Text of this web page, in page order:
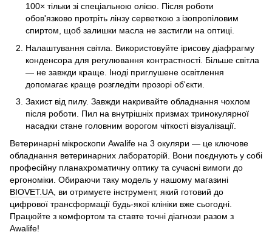
100× тільки зі спеціальною олією. Після роботи
обов'язково протріть лінзу серветкою з ізопропіловим
спиртом, щоб залишки масла не застигли на оптиці.
Налаштування світла. Використовуйте ірисову діафрагму
конденсора для регулювання контрастності. Більше світла
— не завжди краще. Іноді приглушене освітлення
допомагає краще розгледіти прозорі об'єкти.
Захист від пилу. Завжди накривайте обладнання чохлом
після роботи. Пил на внутрішніх призмах тринокулярної
насадки стане головним ворогом чіткості візуалізації.
Ветеринарні мікроскопи Awalife на 3 окуляри — це ключове
обладнання ветеринарних лабораторій. Вони поєднують у собі
професійну планахроматичну оптику та сучасні вимоги до
ергономіки. Обираючи таку модель у нашому магазині
BIOVET.UA , ви отримуєте інструмент, який готовий до
цифрової трансформації будь-якої клініки вже сьогодні.
Працюйте з комфортом та ставте точні діагнози разом з
Awalife!